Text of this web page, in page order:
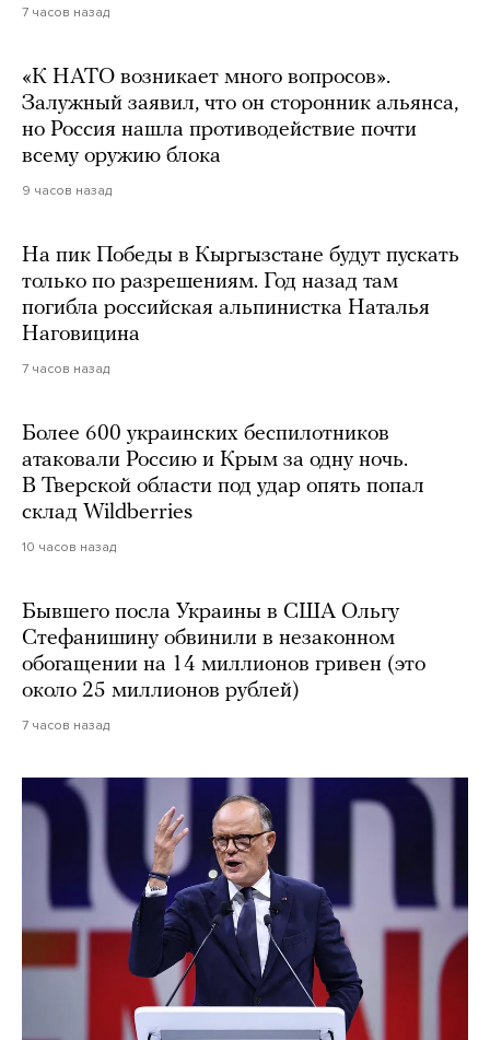
7 часов назад
«К НАТО возникает много вопросов».
Залужный заявил, что он сторонник альянса,
но Россия нашла противодействие почти
всему оружию блока
9 часов назад
На пик Победы в Кыргызстане будут пускать
только по разрешениям. Год назад там
погибла российская альпинистка Наталья
Наговицина
7 часов назад
Более 600 украинских беспилотников
атаковали Россию и Крым за одну ночь.
В Тверской области под удар опять попал
склад Wildberries
10 часов назад
Бывшего посла Украины в США Ольгу
Стефанишину обвинили в незаконном
обогащении на 14 миллионов гривен (это
около 25 миллионов рублей)
7 часов назад